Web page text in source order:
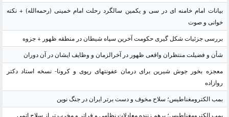
بیانات امام خامنه ای در سی و یکمین سالگرد رحلت امام خمینی (رحمه‌الله) + نکته
خوانی و صوت
بررسی جزئیات شکل گیری حکومت آخرین سپاه شیطان در منطقه ظهور + جزوه
شأن و فضیلت منتظران واقعی ظهور در آخرالزمان و وظایف ایشان در آن دوران
معجزه بخور جوش شیرین برای درمان عفونتهای ریوی و کرونا- نسخه استاد دکتر
روازاده
بمب الکترومغناطیس؛ سلاح مخوف و دست برتر ایران در جنگ نوین
بمب الکترومغناطیس؛ برهم زننده معادلات نظامی و فراتر و مخرب تر از سلاح اتمی